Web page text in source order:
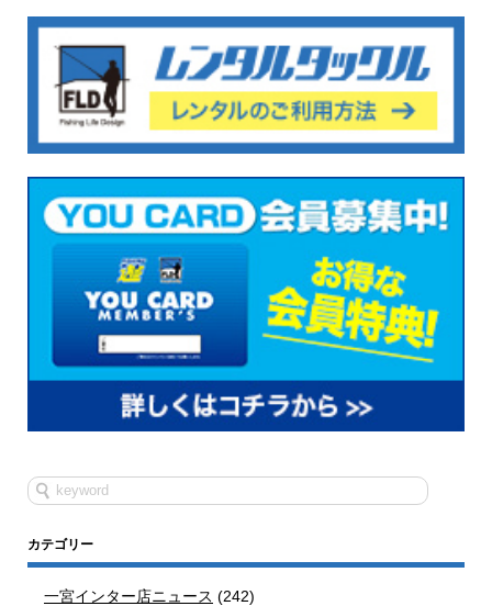
カテゴリー
一宮インター店ニュース (242)